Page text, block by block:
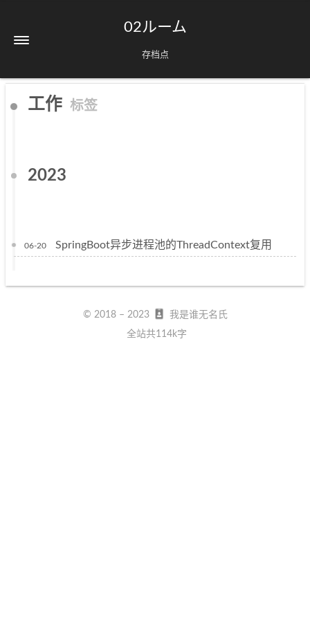
02ルーム
存档点
工作 标签
2023
06-20 SpringBoot异步进程池的ThreadContext复用
© 2018 – 2023
我是谁无名氏
全站共114k字